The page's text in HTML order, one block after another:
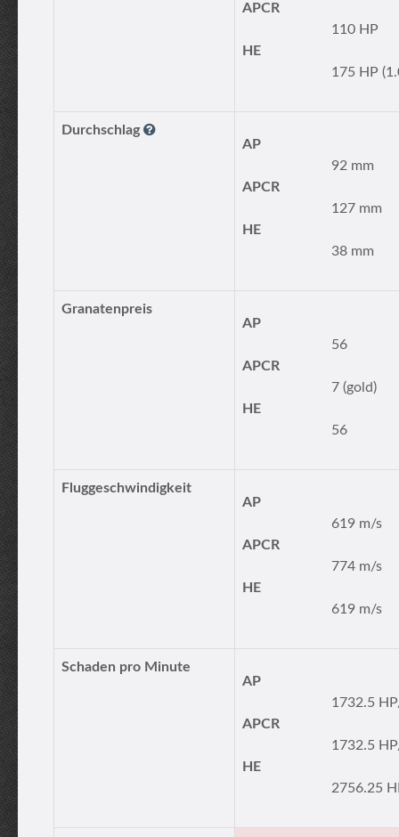
APCR
110 HP
HE
175 HP
Durchschlag
AP
92 mm
APCR
127 mm
HE
38 mm
Granatenpreis
AP
56
APCR
7 (gold)
HE
56
Fluggeschwindigkeit
AP
619 m/s
APCR
774 m/s
HE
619 m/s
Schaden pro Minute
AP
1732.5
APCR
1732.5
HE
2756.25